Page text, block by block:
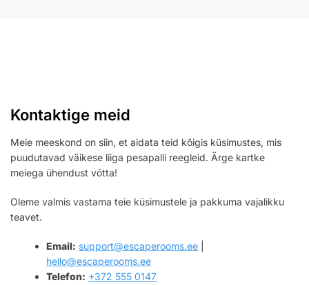
Kontaktige meid
Meie meeskond on siin, et aidata teid kõigis küsimustes, mis
puudutavad väikese liiga pesapalli reegleid. Ärge kartke
meiega ühendust võtta!
Oleme valmis vastama teie küsimustele ja pakkuma vajalikku
teavet.
Email: support@escaperooms.ee
hello@escaperooms.ee
Telefon: +372 555 0147